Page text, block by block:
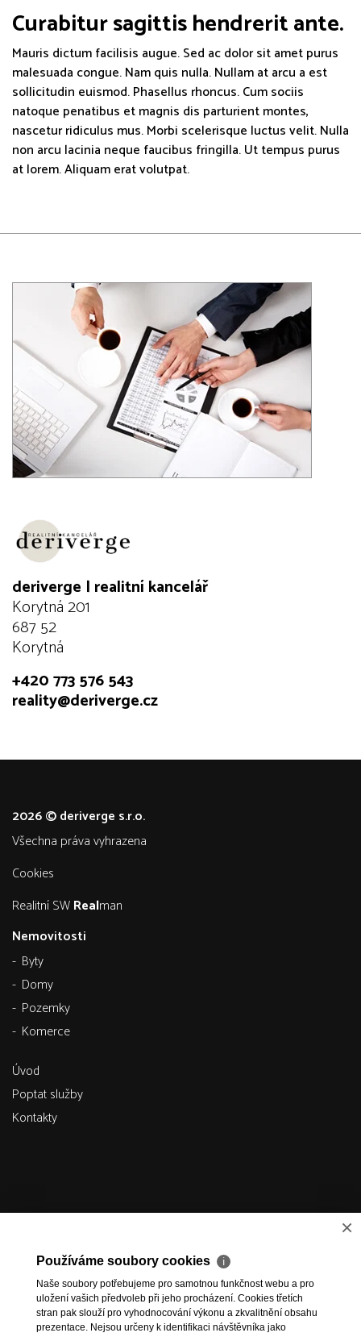
Curabitur sagittis hendrerit ante.
Mauris dictum facilisis augue. Sed ac dolor sit amet purus
malesuada congue. Nam quis nulla. Nullam at arcu a est
sollicitudin euismod. Phasellus rhoncus. Cum sociis
natoque penatibus et magnis dis parturient montes,
nascetur ridiculus mus. Morbi scelerisque luctus velit. Nulla
non arcu lacinia neque faucibus fringilla. Ut tempus purus
at lorem. Aliquam erat volutpat.
deriverge | realitní kancelář
Korytná 201
687 52
Korytná
+420 773 576 543
reality@deriverge.cz
2026 © deriverge s.r.o.
všechna práva vyhrazena
Cookies
Realitní SWRealman
Nemovitosti
Byty
Domy
Pozemky
Komerce
Úvod
Poptat služby
Kontakty
×
Používáme soubory cookies ℹ
Naše soubory potřebujeme pro samotnou funkčnost webu a pro
uložení vašich předvoleb při jeho procházení. Cookies třetích
stran pak slouží pro vyhodnocování výkonu a zkvalitnění obsahu
prezentace. Nejsou určeny k identifikaci návštěvníka jako